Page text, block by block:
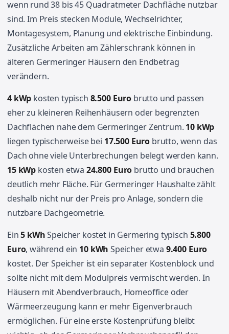
wenn rund 38 bis 45 Quadratmeter Dachfläche nutzbar
sind. Im Preis stecken Module, Wechselrichter,
Montagesystem, Planung und elektrische Einbindung.
Zusätzliche Arbeiten am Zählerschrank können in
älteren Germeringer Häusern den Endbetrag
verändern.
4 kWp kosten typisch 8.500 Euro brutto und passen
eher zu kleineren Reihenhäusern oder begrenzten
Dachflächen nahe dem Germeringer Zentrum. 10 kWp
liegen typischerweise bei 17.500 Euro brutto, wenn das
Dach ohne viele Unterbrechungen belegt werden kann.
15 kWp kosten etwa 24.800 Euro brutto und brauchen
deutlich mehr Fläche. Für Germeringer Haushalte zählt
deshalb nicht nur der Preis pro Anlage, sondern die
nutzbare Dachgeometrie.
Ein5 kWhSpeicher kostet in Germering typisch 5.800
Euro, während ein 10 kWh Speicher etwa 9.400 Euro
kostet. Der Speicher ist ein separater Kostenblock und
sollte nicht mit dem Modulpreis vermischt werden. In
Häusern mit Abendverbrauch, Homeoffice oder
Wärmeerzeugung kann er mehr Eigenverbrauch
ermöglichen. Für eine erste Kostenprüfung bleibt